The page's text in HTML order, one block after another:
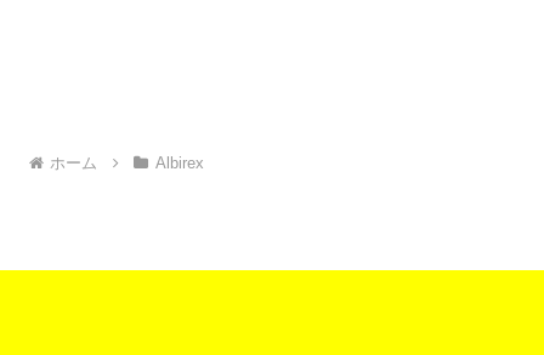
ホーム Albirex